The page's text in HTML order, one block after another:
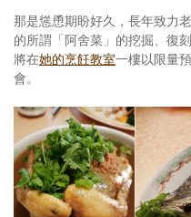
訂閱電子報
那是慫恿期盼好久，長年致力
的所謂「阿舍菜」的挖掘、復
將在她的烹飪教室一樓以限量
會。